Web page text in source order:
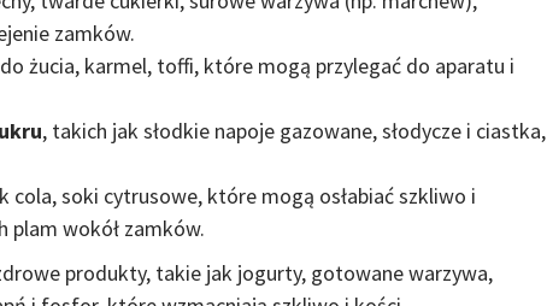
zamków.
żucia, karmel, toffi, które mogą przylegać do aparatu i
, takich jak słodkie napoje gazowane, słodycze i ciastka,
cola, soki cytrusowe, które mogą osłabiać szkliwo i
plam wokół zamków.
produkty, takie jak jogurty, gotowane warzywa,